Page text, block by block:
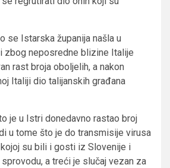
se Istarska županija našla u
zbog neposredne blizine Italije
rast broja oboljelih, a nakon
Italiji dio talijanskih građana
je u Istri donedavno rastao broj
u tome što je do transmisije virusa
su bili i gosti iz Slovenije i
sprovodu, a treći je slučaj vezan za